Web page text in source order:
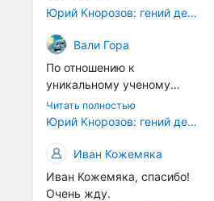
более позднего
европейского способа
градуирования высотной
шкалы. В его основе лежит
открытие частичных тонов.
... В такой системе часть
содержит в себе целое, т.е.
все остальные части и
закон их соотношения. Не
часть есть проекция
целого (как в звуковой
Юрий Кнорозов: гений дешифровки
Вали Гора
По отношению к
уникальному ученому
Светлане Жарниковой
были применены схожие
защитила кандидатскую
диссертацию (ей даже
хотели сразу дать
Читать полностью
Юрий Кнорозов: гений дешифровки
Иван Кожемяка
Иван Кожемяка, спасибо!
Очень жду.